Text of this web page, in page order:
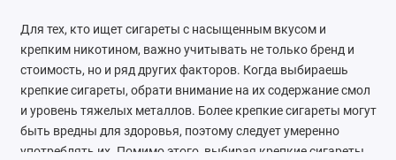
Для тех, кто ищет сигареты с насыщенным вкусом и
крепким никотином, важно учитывать не только бренд и
стоимость, но и ряд других факторов. Когда выбираешь
крепкие сигареты, обрати внимание на их содержание смол
и уровень тяжелых металлов. Более крепкие сигареты могут
быть вредны для здоровья, поэтому следует умеренно
употреблять их. Помимо этого, выбирая крепкие сигареты,